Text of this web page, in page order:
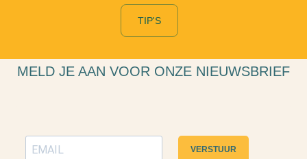
TIP'S
MELD JE AAN VOOR ONZE NIEUWSBRIEF
VERSTUUR